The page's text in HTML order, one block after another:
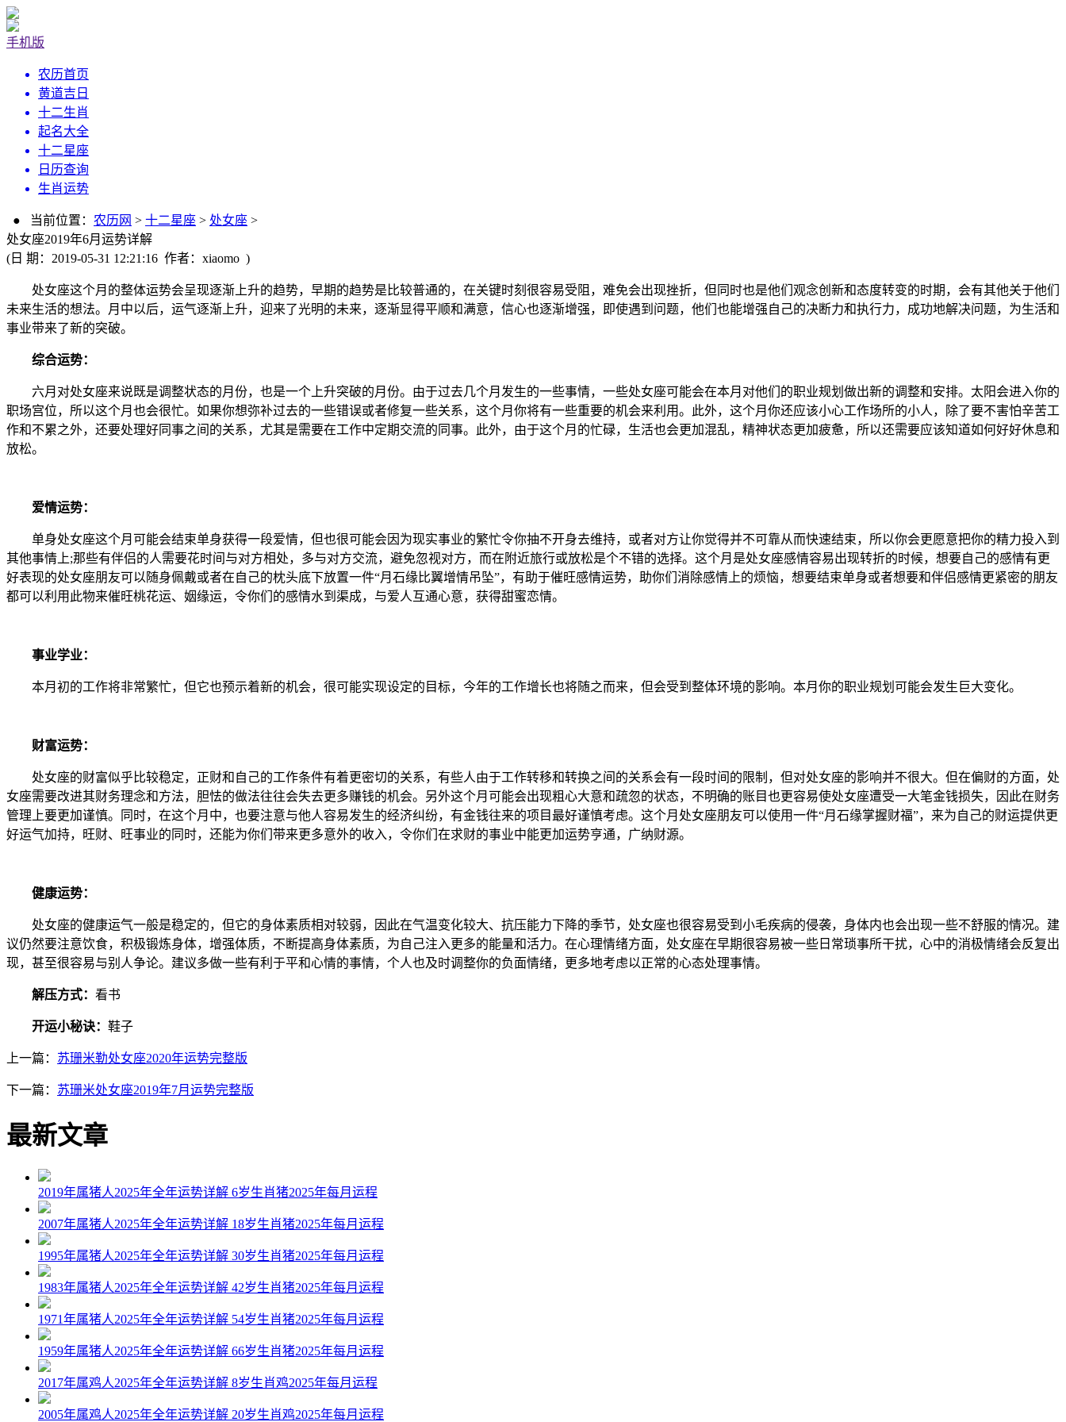
手机版
农历首页
黄道吉日
十二生肖
起名大全
十二星座
日历查询
生肖运势
● 当前位置： 农历网 > 十二星座 > 处女座 >
处女座2019年6月运势详解
(日 期：2019-05-31 12:21:16 作者：xiaomo )
处女座这个月的整体运势会呈现逐渐上升的趋势，早期的趋势是比较普通的，在关键时刻很容易受阻，难免会出现挫折，但同时也是他们观念创新和态度转变的时期，会有其他关于他们
未来生活的想法。月中以后，运气逐渐上升，迎来了光明的未来，逐渐显得平顺和满意，信心也逐渐增强，即使遇到问题，他们也能增强自己的决断力和执行力，成功地解决问题，为生活和
事业带来了新的突破。
综合运势：
六月对处女座来说既是调整状态的月份，也是一个上升突破的月份。由于过去几个月发生的一些事情，一些处女座可能会在本月对他们的职业规划做出新的调整和安排。太阳会进入你的
职场宫位，所以这个月也会很忙。如果你想弥补过去的一些错误或者修复一些关系，这个月你将有一些重要的机会来利用。此外，这个月你还应该小心工作场所的小人，除了要不害怕辛苦工
作和不累之外，还要处理好同事之间的关系，尤其是需要在工作中定期交流的同事。此外，由于这个月的忙碌，生活也会更加混乱，精神状态更加疲惫，所以还需要应该知道如何好好休息和
放松。
爱情运势：
单身处女座这个月可能会结束单身获得一段爱情，但也很可能会因为现实事业的繁忙令你抽不开身去维持，或者对方让你觉得并不可靠从而快速结束，所以你会更愿意把你的精力投入到
其他事情上;那些有伴侣的人需要花时间与对方相处，多与对方交流，避免忽视对方，而在附近旅行或放松是个不错的选择。这个月是处女座感情容易出现转折的时候，想要自己的感情有更
好表现的处女座朋友可以随身佩戴或者在自己的枕头底下放置一件“月石缘比翼增情吊坠”，有助于催旺感情运势，助你们消除感情上的烦恼，想要结束单身或者想要和伴侣感情更紧密的朋友
都可以利用此物来催旺桃花运、姻缘运，令你们的感情水到渠成，与爱人互通心意，获得甜蜜恋情。
事业学业：
本月初的工作将非常繁忙，但它也预示着新的机会，很可能实现设定的目标，今年的工作增长也将随之而来，但会受到整体环境的影响。本月你的职业规划可能会发生巨大变化。
财富运势：
处女座的财富似乎比较稳定，正财和自己的工作条件有着更密切的关系，有些人由于工作转移和转换之间的关系会有一段时间的限制，但对处女座的影响并不很大。但在偏财的方面，处
女座需要改进其财务理念和方法，胆怯的做法往往会失去更多赚钱的机会。另外这个月可能会出现粗心大意和疏忽的状态，不明确的账目也更容易使处女座遭受一大笔金钱损失，因此在财务
管理上要更加谨慎。同时，在这个月中，也要注意与他人容易发生的经济纠纷，有金钱往来的项目最好谨慎考虑。这个月处女座朋友可以使用一件“月石缘掌握财福”，来为自己的财运提供更
好运气加持，旺财、旺事业的同时，还能为你们带来更多意外的收入，令你们在求财的事业中能更加运势亨通，广纳财源。
健康运势：
处女座的健康运气一般是稳定的，但它的身体素质相对较弱，因此在气温变化较大、抗压能力下降的季节，处女座也很容易受到小毛疾病的侵袭，身体内也会出现一些不舒服的情况。建
议仍然要注意饮食，积极锻炼身体，增强体质，不断提高身体素质，为自己注入更多的能量和活力。在心理情绪方面，处女座在早期很容易被一些日常琐事所干扰，心中的消极情绪会反复出
现，甚至很容易与别人争论。建议多做一些有利于平和心情的事情，个人也及时调整你的负面情绪，更多地考虑以正常的心态处理事情。
解压方式： 看书
开运小秘诀： 鞋子
上一篇： 苏珊米勒处女座2020年运势完整版
下一篇： 苏珊米处女座2019年7月运势完整版
最新文章
2019年属猪人2025年全年运势详解 6岁生肖猪2025年每月运程
2007年属猪人2025年全年运势详解 18岁生肖猪2025年每月运程
1995年属猪人2025年全年运势详解 30岁生肖猪2025年每月运程
1983年属猪人2025年全年运势详解 42岁生肖猪2025年每月运程
1971年属猪人2025年全年运势详解 54岁生肖猪2025年每月运程
1959年属猪人2025年全年运势详解 66岁生肖猪2025年每月运程
2017年属鸡人2025年全年运势详解 8岁生肖鸡2025年每月运程
2005年属鸡人2025年全年运势详解 20岁生肖鸡2025年每月运程